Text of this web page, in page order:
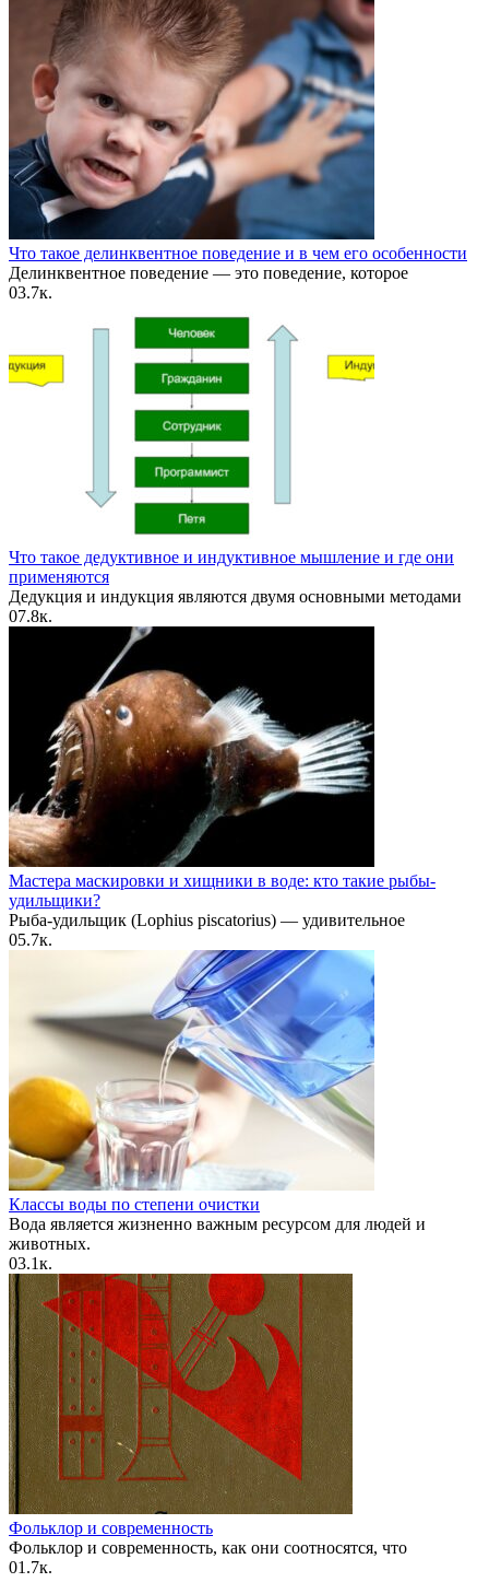
Что такое делинквентное поведение и в чем его особенности
Делинквентное поведение — это поведение, которое
03.7к.
Что такое дедуктивное и индуктивное мышление и где они
применяются
Дедукция и индукция являются двумя основными методами
07.8к.
Мастера маскировки и хищники в воде: кто такие рыбы-
удильщики?
Рыба-удильщик (Lophius piscatorius) — удивительное
05.7к.
Классы воды по степени очистки
Вода является жизненно важным ресурсом для людей и
животных.
03.1к.
Фольклор и современность
Фольклор и современность, как они соотносятся, что
01.7к.